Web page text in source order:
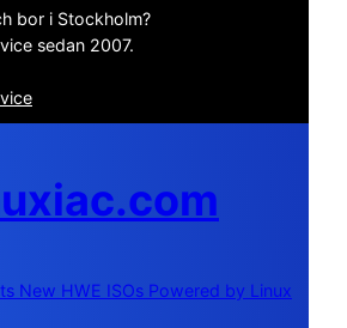
bor i Stockholm?
sedan 2007.
New HWE ISOs Powered by Linux